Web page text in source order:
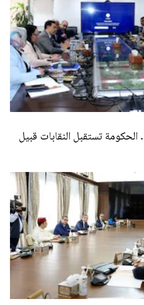
الحكومة تستقبل النقابات قبيل